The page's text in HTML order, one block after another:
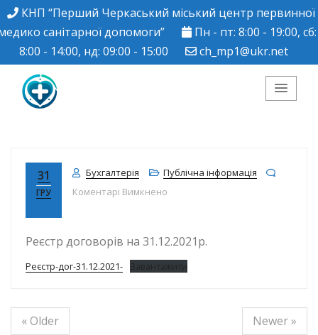
КНП “Перший Черкаський міський центр первинної
санітарної допомоги”
Пн - пт: 8:00 - 19:00, сб:
8:00 - 14:00, нд: 09:00 - 15:00
ch_mp1@ukr.net
Черкаський міський
центр ПМСД"
31
ГРУ
Бухгалтерія
Публічна інформація
Коментарі Вимкнено
Реєстр договорів на 31.12.2021р.
Реєстр-дог-31.12.2021- Завантажити
« Older
Newer »